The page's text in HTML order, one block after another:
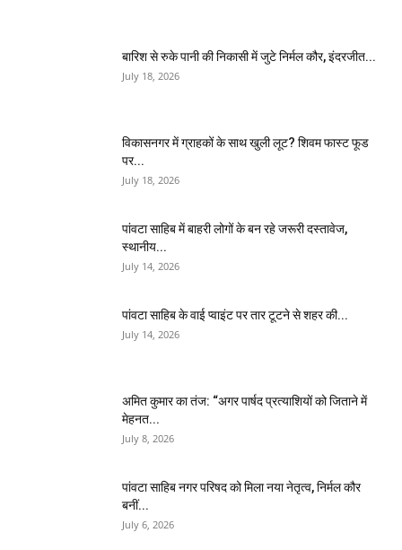
बारिश से रुके पानी की निकासी में जुटे निर्मल कौर, इंदरजीत...
July 18, 2026
विकासनगर में ग्राहकों के साथ खुली लूट? शिवम फास्ट फूड
पर...
July 18, 2026
पांवटा साहिब में बाहरी लोगों के बन रहे जरूरी दस्तावेज,
स्थानीय...
July 14, 2026
पांवटा साहिब के वाई प्वाइंट पर तार टूटने से शहर की...
July 14, 2026
अमित कुमार का तंज: “अगर पार्षद प्रत्याशियों को जिताने में
मेहनत...
July 8, 2026
पांवटा साहिब नगर परिषद को मिला नया नेतृत्व, निर्मल कौर
बनीं...
July 6, 2026